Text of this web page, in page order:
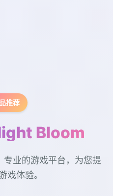
推荐
Bloom
业的游戏平台，为您提
戏体验。